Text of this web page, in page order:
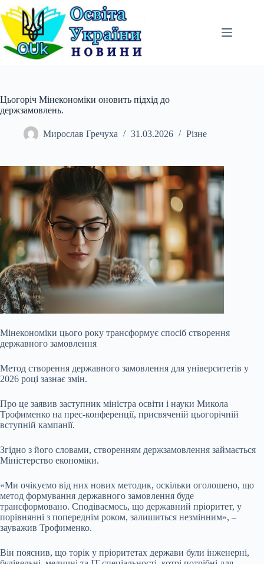
Перейти
до
вмісту
Цьогоріч Мінекономіки оновить підхід до
держзамовлень.
Мирослав Гречуха 31.03.2026 Різне
Мінекономіки цього року трансформує спосіб створення
державного замовлення
Метод створення державного замовлення для університетів у
2026 році зазнає змін.
Про це заявив заступник міністра освіти і науки Микола
Трофименко на прес-конференції, присвяченій цьогорічній
вступній кампанії.
Згідно з його словами, створенням держзамовлення займається
Міністерство економіки.
«Ми очікуємо від них нових методик, оскільки оголошено, що
метод формування державного замовлення буде
трансформовано. Сподіваємось, що державний пріоритет, у
порівнянні з попереднім роком, залишиться незмінним», –
зауважив Трофименко.
Він пояснив, що торік у пріоритетах держави були інженерні,